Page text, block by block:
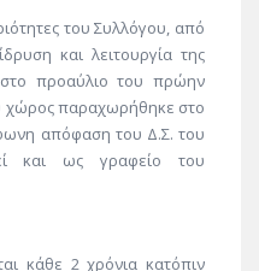
του Συλλόγου, από
και λειτουργία της
προαύλιο του πρώην
χώρος παραχωρήθηκε στο
απόφαση του Δ.Σ. του
και ως γραφείο του
κάθε 2 χρόνια κατόπιν